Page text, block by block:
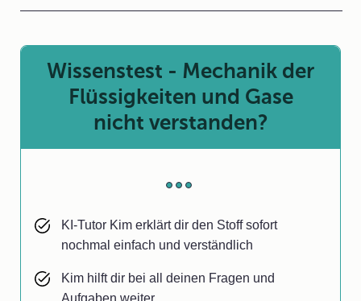
Wissenstest - Mechanik der
Flüssigkeiten und Gase
nicht verstanden?
KI-Tutor Kim erklärt dir den Stoff sofort
nochmal einfach und verständlich
Kim hilft dir bei all deinen Fragen und
Aufgaben weiter